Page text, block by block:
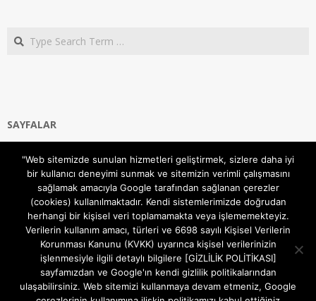
Search
SAYFALAR
Gizlilik ve Çerezler (Cookies) Politikası
Hakkımızda
İletişim Kanalları
MODEM KURULUM
TEKNİK DESTEK
TELEVİZYON SİSTEMLERİ
"Web sitemizde sunulan hizmetleri geliştirmek, sizlere daha iyi
bir kullanıcı deneyimi sunmak ve sitemizin verimli çalışmasını
sağlamak amacıyla Google tarafından sağlanan çerezler
(cookies) kullanılmaktadır. Kendi sistemlerimizde doğrudan
herhangi bir kişisel veri toplamamakta veya işlememekteyiz.
Verilerin kullanım amacı, türleri ve 6698 sayılı Kişisel Verilerin
Korunması Kanunu (KVKK) uyarınca kişisel verilerinizin
işlenmesiyle ilgili detaylı bilgilere [GİZLİLİK POLİTİKASI]
sayfamızdan ve Google'ın kendi gizlilik politikalarından
ulaşabilirsiniz. Web sitemizi kullanmaya devam etmeniz, Google